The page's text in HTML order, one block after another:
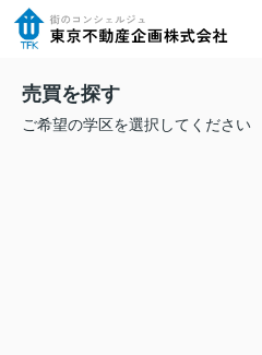
売買を探す
ご希望の学区を選択してください